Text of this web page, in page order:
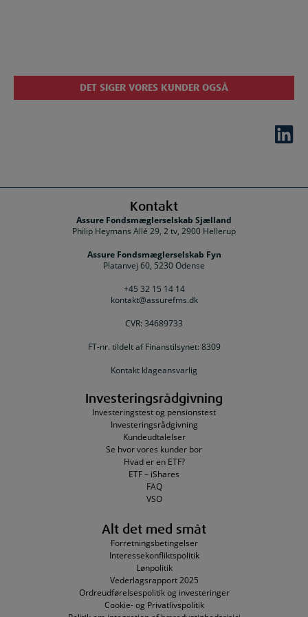
DET SIGER VORES KUNDER OGSÅ
Kontakt
Assure Fondsmæglerselskab Sjælland
Philip Heymans Allé 29, 2 tv, 2900 Hellerup
Assure Fondsmæglerselskab Fyn
Platanvej 60, 5230 Odense
+45 32 15 14 14
kontakt@assurefms.dk
CVR: 34689733
FT-nr. tildelt af Finanstilsynet: 8309
Kontakt klageansvarlig
Investeringsrådgivning
Investeringstest og pensionstest
Investeringsrådgivning
Kundeudtalelser
Se hvor vores kunder bor
Hvad er en ETF?
ETF – iShares
FAQ
VSO
Alt det med småt
Forretningsbetingelser
Interessekonfliktspolitik
Lønpolitik
Vederlagsrapport 2025
Ordreudførelsespolitik og investeringer
Cookie- og Privatlivspolitik